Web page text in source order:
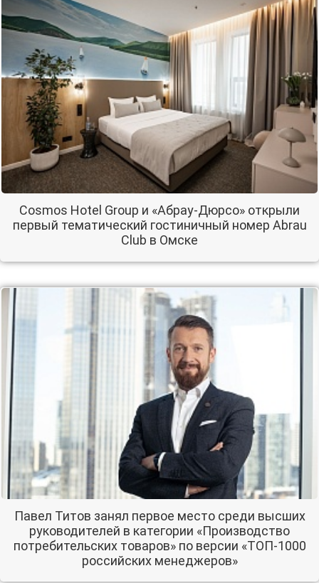
Cosmos Hotel Group и «Абрау-Дюрсо» открыли
первый тематический гостиничный номер Abrau
Club в Омске
Павел Титов занял первое место среди высших
руководителей в категории «Производство
потребительских товаров» по версии «ТОП-1000
российских менеджеров»